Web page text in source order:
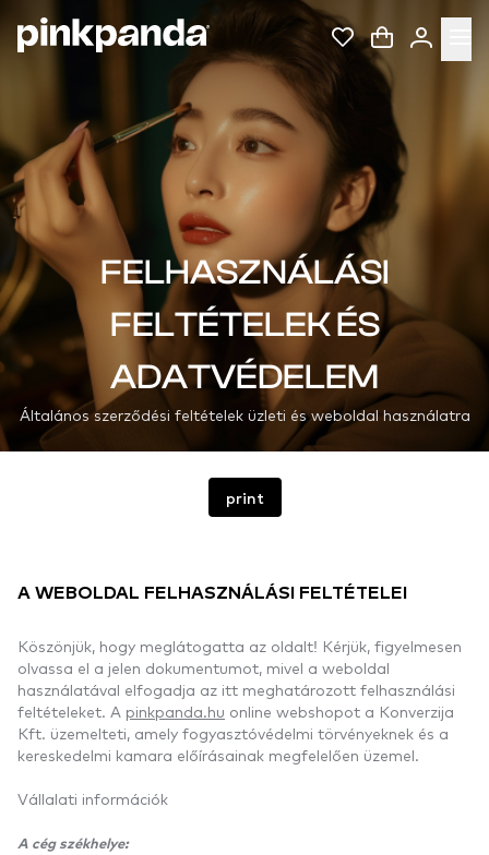
FELHASZNÁLÁSI
FELTÉTELEK ÉS
ADATVÉDELEM
Általános szerződési feltételek üzleti és weboldal használatra
print
A WEBOLDAL FELHASZNÁLÁSI FELTÉTELEI
Köszönjük, hogy meglátogatta az oldalt! Kérjük, figyelmesen
olvassa el a jelen dokumentumot, mivel a weboldal
használatával elfogadja az itt meghatározott felhasználási
feltételeket. A pinkpanda.hu online webshopot a Konverzija
Kft. üzemelteti, amely fogyasztóvédelmi törvényeknek és a
kereskedelmi kamara előírásainak megfelelően üzemel.
Vállalati információk
A cég székhelye: